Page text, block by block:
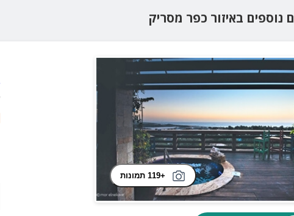
נוספים באיזור כפר מסריק
+119 תמונות